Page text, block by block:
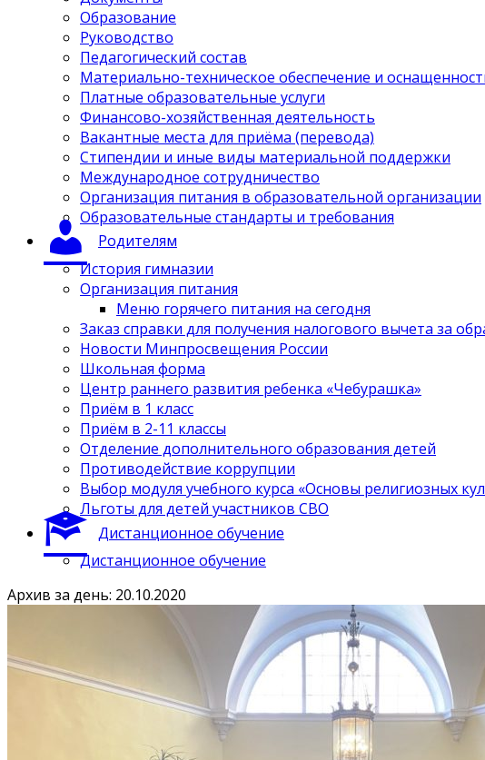
Образование
Руководство
Педагогический состав
Материально-техническое обеспечение и
Платные образовательные услуги
Финансово-хозяйственная деятельность
Вакантные места для приёма (перевода)
Стипендии и иные виды материальной поддержки
Международное сотрудничество
Организация питания в образовательной организации
Образовательные стандарты и требования
Родителям
История гимназии
Организация питания
Меню горячего питания на сегодня
Заказ справки для получения налогового вычета за
Новости Минпросвещения России
Школьная форма
Центр раннего развития ребенка «Чебурашка»
Приём в 1 класс
Приём в 2-11 классы
Отделение дополнительного образования детей
Противодействие коррупции
Выбор модуля учебного курса «Основы религиозных
Льготы для детей участников СВО
Дистанционное обучение
Дистанционное обучение
Архив за день: 20.10.2020